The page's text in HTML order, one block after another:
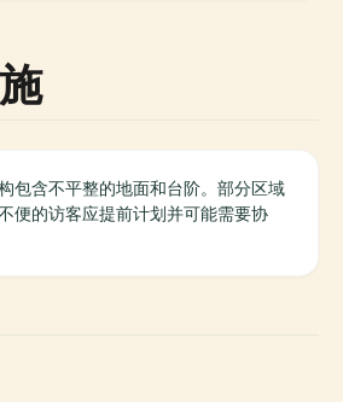
包含不平整的地面和台阶。部分区域
便的访客应提前计划并可能需要协